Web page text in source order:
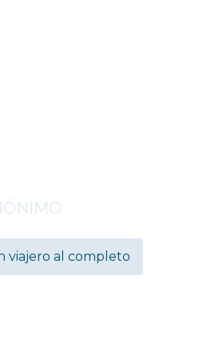
viajero al completo